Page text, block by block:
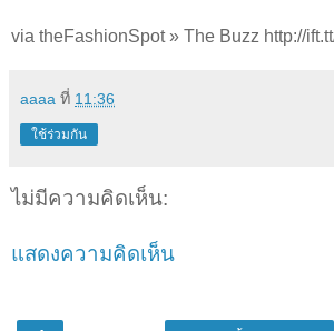
via theFashionSpot » The Buzz http://
aaaa ที่ 11:36
ใช้ร่วมกัน
ไม่มีความคิดเห็น:
แสดงความคิดเห็น